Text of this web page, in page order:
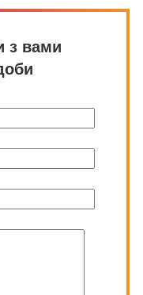
з вами